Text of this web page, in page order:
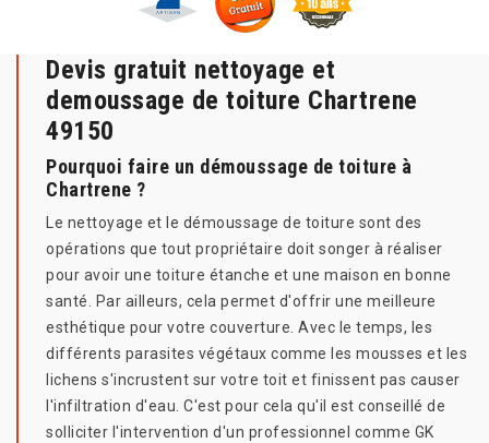
Devis gratuit nettoyage et
demoussage de toiture Chartrene
49150
Pourquoi faire un démoussage de toiture à
Chartrene ?
Le nettoyage et le démoussage de toiture sont des
opérations que tout propriétaire doit songer à réaliser
pour avoir une toiture étanche et une maison en bonne
santé. Par ailleurs, cela permet d'offrir une meilleure
esthétique pour votre couverture. Avec le temps, les
différents parasites végétaux comme les mousses et les
lichens s'incrustent sur votre toit et finissent pas causer
l'infiltration d'eau. C'est pour cela qu'il est conseillé de
solliciter l'intervention d'un professionnel comme GK